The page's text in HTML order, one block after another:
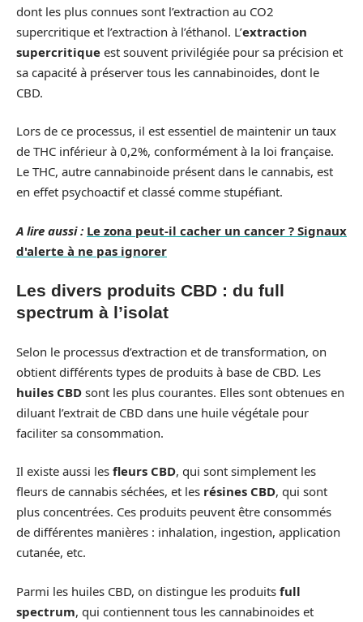
dont les plus connues sont l’extraction au CO2
supercritique et l’extraction à l’éthanol. L’extraction
supercritique est souvent privilégiée pour sa précision et
sa capacité à préserver tous les cannabinoides, dont le
CBD.
Lors de ce processus, il est essentiel de maintenir un taux
de THC inférieur à 0,2%, conformément à la loi française.
Le THC, autre cannabinoide présent dans le cannabis, est
en effet psychoactif et classé comme stupéfiant.
A lire aussi : Le zona peut-il cacher un cancer ? Signaux
d'alerte à ne pas ignorer
Les divers produits CBD : du full
spectrum à l’isolat
Selon le processus d’extraction et de transformation, on
obtient différents types de produits à base de CBD. Les
huiles CBD sont les plus courantes. Elles sont obtenues en
diluant l’extrait de CBD dans une huile végétale pour
faciliter sa consommation.
Il existe aussi les fleurs CBD, qui sont simplement les
fleurs de cannabis séchées, et les résines CBD, qui sont
plus concentrées. Ces produits peuvent être consommés
de différentes manières : inhalation, ingestion, application
cutanée, etc.
Parmi les huiles CBD, on distingue les produits full
spectrum, qui contiennent tous les cannabinoides et